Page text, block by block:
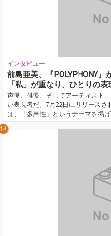
インタビュー
前島亜美、『POLYPHONY
「私」が重なり、ひとりの表
声優、俳優、そしてアーティスト
い表現者だ。7月22日にリリースさ
は、「多声性」というテーマを掲
格、そしてこれまで歩んできたす
のインタビューでは、アルバムタ
14